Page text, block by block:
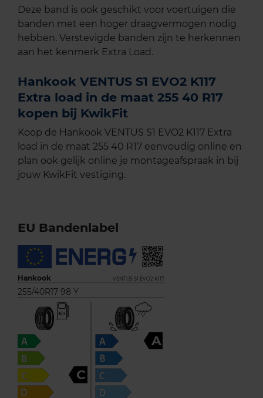
Deze band is ook geschikt voor voertuigen die
banden met een hoger draagvermogen nodig
hebben. Verstevigde banden zijn te herkennen
aan het kenmerk Extra Load.
Hankook VENTUS S1 EVO2 K117
Extra load in de maat 255 40 R17
kopen bij KwikFit
Koop de Hankook VENTUS S1 EVO2 K117 Extra
load in de maat 255 40 R17 eenvoudig online en
plan ook gelijk online je montageafspraak in bij
jouw KwikFit vestiging.
EU Bandenlabel
Hankook VENTUS S1 EVO2 K117
255/40R17 98 Y
C
A